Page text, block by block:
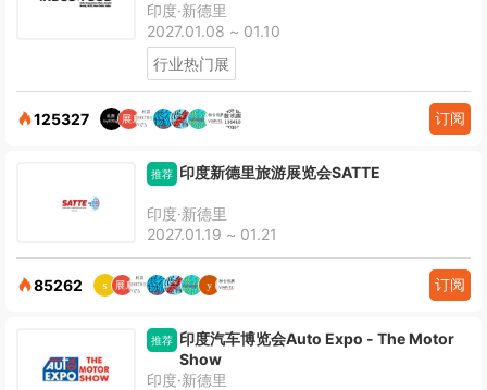
印度·新德里
2027.01.08 ~ 01.10
行业热门展
125327 订阅
推荐 印度新德里旅游展览会SATTE
印度·新德里
2027.01.19 ~ 01.21
85262 订阅
推荐 印度汽车博览会Auto Expo - The Motor
Show
印度·新德里